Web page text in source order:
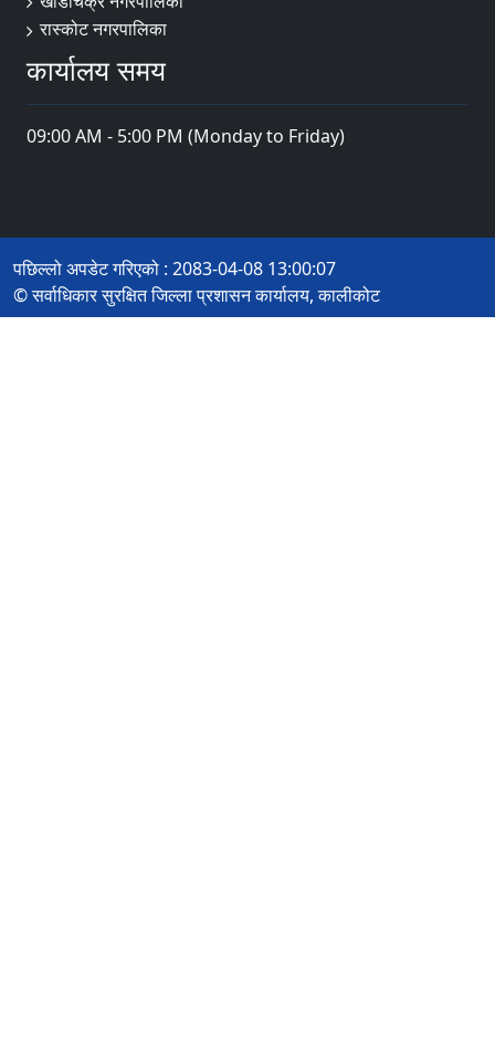
रास्कोट नगरपालिका
कार्यालय समय
09:00 AM - 5:00 PM (Monday to Friday)
पछिल्लो अपडेट गरिएको : 2083-04-08 13:00:07
© सर्वाधिकार सुरक्षित जिल्ला प्रशासन कार्यालय, कालीकोट